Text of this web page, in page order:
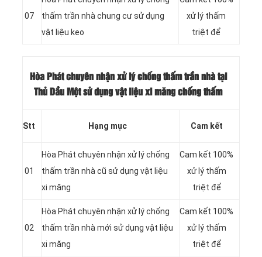
07
thấm trần nhà chung cư sử dụng
vật liệu keo
xử lý thấm
triệt để
Hòa Phát chuyên nhận xử lý chống thấm trần nhà tại
Thủ Dầu Một sử dụng vật liệu xi măng chống thấm
Stt Hạng mục Cam kết
01
Hòa Phát chuyên nhận xử lý chống
thấm trần nhà cũ sử dụng vật liệu
xi măng
Cam kết 100%
xử lý thấm
triệt để
02
Hòa Phát chuyên nhận xử lý chống
thấm trần nhà mới sử dụng vật liệu
xi măng
Cam kết 100%
xử lý thấm
triệt để